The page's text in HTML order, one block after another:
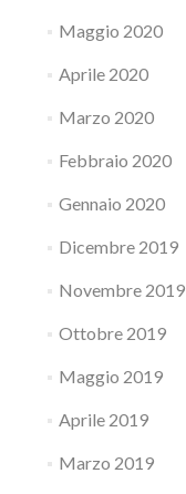
Maggio 2020
Aprile 2020
Marzo 2020
Febbraio 2020
Gennaio 2020
Dicembre 2019
Novembre 2019
Ottobre 2019
Maggio 2019
Aprile 2019
Marzo 2019